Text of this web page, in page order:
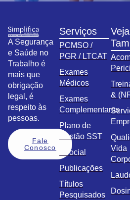
A Segurança
e Saúde no
Trabalho é
mais que
obrigação
legal, é
respeito às
pessoas.
Fale
Conosco
Serviços
PCMSO /
PGR / LTCAT
Exames
Médicos
Exames
Complementares
Plano de
Gestão SST
eSocial
Publicações
Títulos
Pesquisados
Veja
&
Vida